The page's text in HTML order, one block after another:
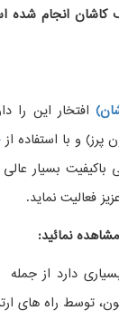
انجام شده
افتخار این را
و با استفاده از
بسیار
فعالیت نماید.
نمائید:
دارد از جمله
توسط راه های